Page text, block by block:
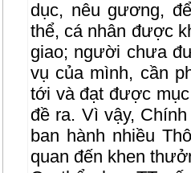
dục, nêu gương,
thể, cá nhân được
giao; người chưa
vụ của mình, cần
tới và đạt được
đề ra. Vì vậy,
ban hành nhiều
quan đến khen